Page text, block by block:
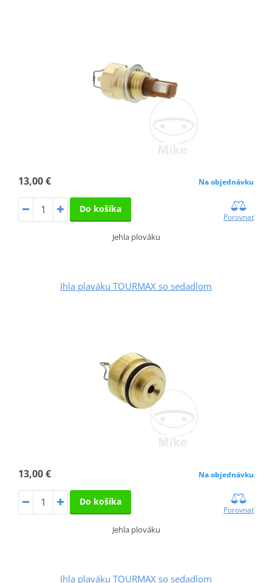
13,00 € Na objednávku
Do košíka
Porovnať
Jehla plováku
Ihla plaváku TOURMAX so sedadlom
13,00 € Na objednávku
Do košíka
Porovnať
Jehla plováku
Ihla plaváku TOURMAX so sedadlom